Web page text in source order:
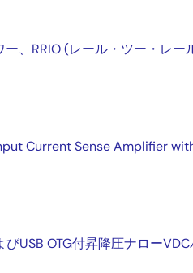
、RRIO (レール・ツー・レー
Current Sense Amplifier
USB OTG付昇降圧ナローVDC